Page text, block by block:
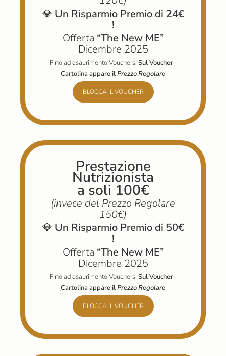
💎 Un Risparmio Premio di 24€
!
Offerta “The New ME”
Dicembre 2025
Fino ad esaurimento Vouchers! Sul Voucher-
Cartolina appare ilPrezzo Regolare
BLOCCA IL VOUCHER
Prestazione
Nutrizionista
a soli 100€
(invece del Prezzo Regolare
150€)
💎 Un Risparmio Premio di 50€
!
Offerta “The New ME”
Dicembre 2025
Fino ad esaurimento Vouchers! Sul Voucher-
Cartolina appare ilPrezzo Regolare
BLOCCA IL VOUCHER